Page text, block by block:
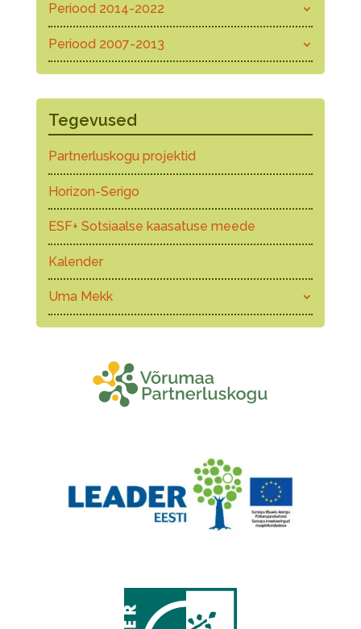
Periood 2014-2022
Periood 2007-2013
Tegevused
Partnerluskogu projektid
Horizon-Serigo
ESF+ Sotsiaalse kaasatuse meede
Kalender
Uma Mekk